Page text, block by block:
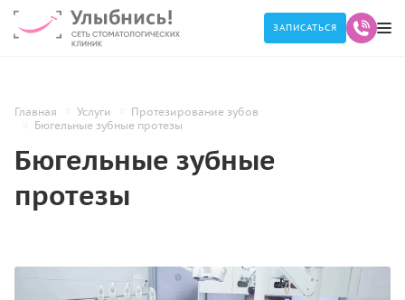
ЗАПИСАТЬСЯ
Главная Услуги
Протезирование зубов
Бюгельные зубные протезы
Бюгельные зубные
протезы